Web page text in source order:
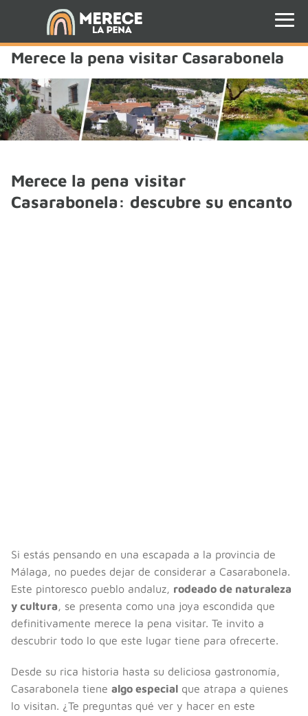
Merece la pena visitar Casarabonela
Merece la pena visitar
Casarabonela: descubre su encanto
Si estás pensando en una escapada a la provincia de
Málaga, no puedes dejar de considerar a Casarabonela.
Este pintoresco pueblo andaluz, rodeado de naturaleza
y cultura, se presenta como una joya escondida que
definitivamente merece la pena visitar. Te invito a
descubrir todo lo que este lugar tiene para ofrecerte.
Desde su rica historia hasta su deliciosa gastronomía,
Casarabonela tiene algo especial que atrapa a quienes
lo visitan. ¿Te preguntas qué ver y hacer en este